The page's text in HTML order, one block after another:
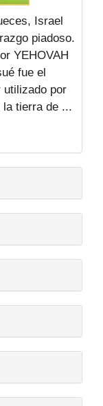
Israel
piadoso.
YEHOVAH
fue el
utilizado por
la tierra de ...